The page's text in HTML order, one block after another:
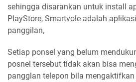
sehingga disarankan untuk install
PlayStore, Smartvole adalah
panggilan,
Setiap ponsel yang belum
posnel tersebut tidak akan bisa
pangglan telepon bila